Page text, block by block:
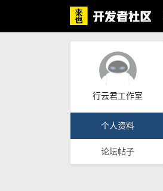
行云君工作室
个人资料
论坛帖子